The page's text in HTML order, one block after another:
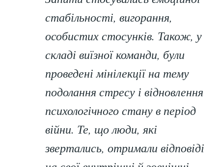
стабільності, вигорання,
особистих стосунків. Також, у
складі виїзної команди, були
проведені мінілекції на тему
подолання стресу і відновлення
психологічного стану в період
війни. Те, що люди, які
звертались, отримали відповіді